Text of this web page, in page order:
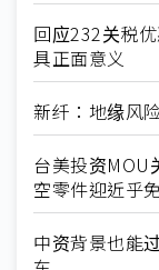
回应232关税
具正面意义
新纤：地缘风
台美投资
空零件迎近乎
中资背景也能